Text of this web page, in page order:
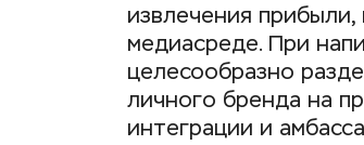
извлечения
медиасреде. При
целесообразно
личного бренда на
интеграции и